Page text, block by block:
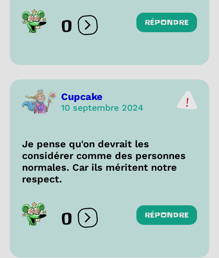
0 Ouvrir les réactions
RÉPONDRE
Cupcake
10 septembre 2024
Je pense qu'on devrait les
considérer comme des personnes
normales. Car ils méritent notre
respect.
0 Ouvrir les réactions
RÉPONDRE